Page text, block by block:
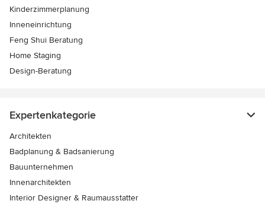
Kinderzimmerplanung
Inneneinrichtung
Feng Shui Beratung
Home Staging
Design-Beratung
Expertenkategorie
Architekten
Badplanung & Badsanierung
Bauunternehmen
Innenarchitekten
Interior Designer & Raumausstatter